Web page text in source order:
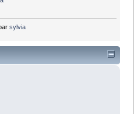
sylvia